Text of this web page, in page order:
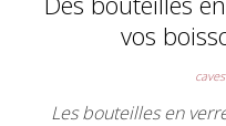
vos
Les bouteilles en